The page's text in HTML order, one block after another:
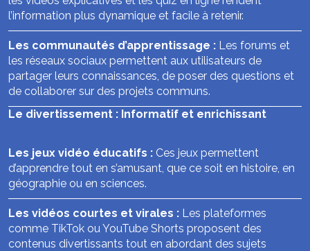
l’information plus dynamique et facile à retenir.
Les communautés d’apprentissage : Les forums et
les réseaux sociaux permettent aux utilisateurs de
partager leurs connaissances, de poser des questions et
de collaborer sur des projets communs.
Le divertissement : Informatif et enrichissant
Les jeux vidéo éducatifs : Ces jeux permettent
d’apprendre tout en s’amusant, que ce soit en histoire, en
géographie ou en sciences.
Les vidéos courtes et virales : Les plateformes
comme TikTok ou YouTube Shorts proposent des
contenus divertissants tout en abordant des sujets